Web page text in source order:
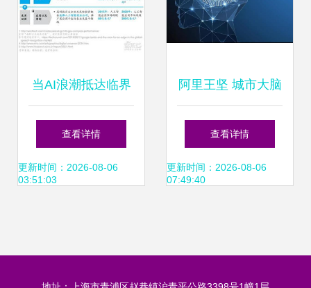
当AI浪潮抵达临界
点 CEO在应用软件
开发中必须直面的
查看详情
更新时间：2026-08-06
03:51:03
阿里王坚 城市大脑
——超越人工智能
应用的智能系统新
查看详情
更新时间：2026-08-06
07:49:40